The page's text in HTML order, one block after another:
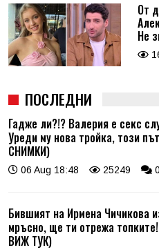
От
Не
ПОСЛЕДНИ
Гадже ли?!? Валерия е секс
Уреди му нова тройка, този
СНИМКИ)
06 Aug 18:48 25249 0
Бившият на Ирмена Чичикова
мръсно, ще ти отрежа
ВИЖ ТУК)